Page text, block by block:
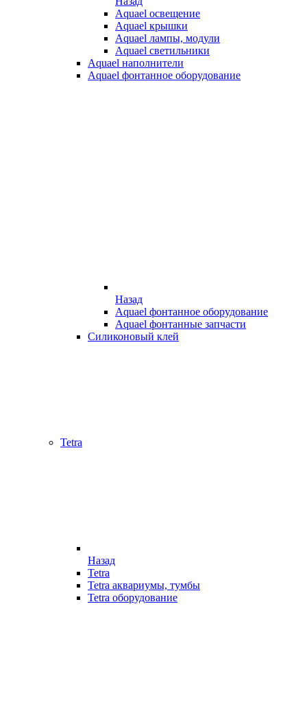
Aquael освещение
Aquael крышки
Aquael лампы, модули
Aquael светильники
Aquael наполнители
Aquael фонтанное оборудование
Назад
Aquael фонтанное оборудование
Aquael фонтанные запчасти
Силиконовый клей
Tetra
Назад
Tetra
Tetra аквариумы, тумбы
Tetra оборудование